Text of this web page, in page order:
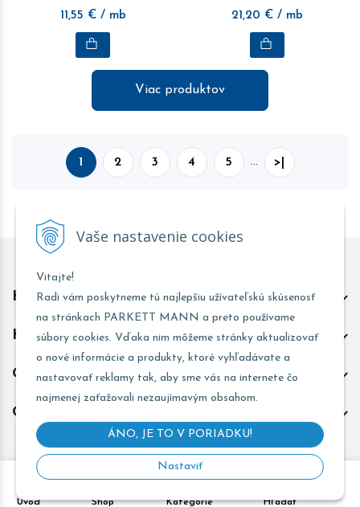
Vaše nastavenie cookies
Vitajte!
Radi vám poskytneme tú najlepšiu užívateľskú skúsenosť
na stránkach PARKETT MANN a preto používame
súbory cookies. Vďaka nim môžeme stránky aktualizovať
o nové informácie a produkty, ktoré vyhľadávate a
nastavovať reklamy tak, aby sme vás na internete čo
najmenej zaťažovali nezaujímavým obsahom.
ÁNO, JE TO V PORIADKU!
Nastaviť
Úvod Shop Kategórie Hľadať
11,55 € / mb 21,20 € / mb
Viac produktov
1 2 3 4 5 … >|
Kontakt predajňa Trnava
Kontakt predajňa Žarnovica
Obchodné informácie
Odoberať novinky